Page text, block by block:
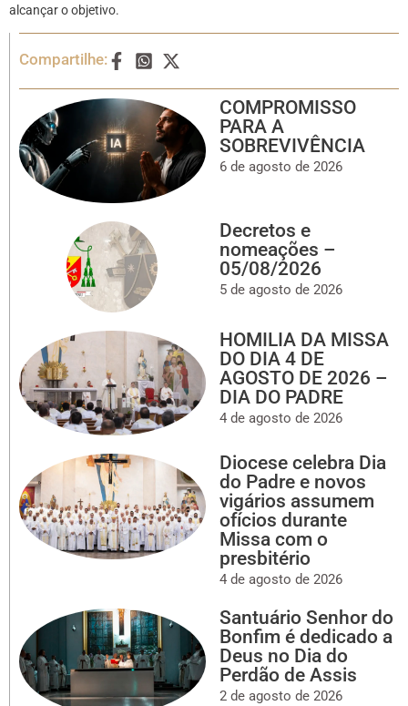
alcançar o objetivo.
Compartilhe:
COMPROMISSO
PARA A
SOBREVIVÊNCIA
6 de agosto de 2026
Decretos e
nomeações –
05/08/2026
5 de agosto de 2026
HOMILIA DA MISSA
DO DIA 4 DE
AGOSTO DE 2026 –
DIA DO PADRE
4 de agosto de 2026
Diocese celebra Dia
do Padre e novos
vigários assumem
ofícios durante
Missa com o
presbitério
4 de agosto de 2026
Santuário Senhor do
Bonfim é dedicado a
Deus no Dia do
Perdão de Assis
2 de agosto de 2026